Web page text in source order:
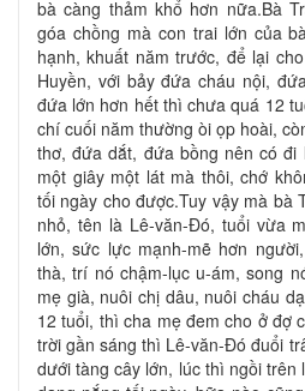
bà càng thảm khổ hơn nữa.Bà
góa chồng mà con trai lớn của
hạnh, khuất năm trước, để lại
Huyền, với bảy đứa cháu nội,
đứa lớn hơn hết thì chưa quá 12
chí cuối năm thường òi ọp hoài,
thơ, đứa dắt, đứa bồng nên có
một giây một lát mà thôi, chớ
tối ngày cho được.Tuy vậy mà bà
nhỏ, tên là Lê-văn-Ðó, tuổi vừa
lớn, sức lực mạnh-mẽ hơn
thà, trí nó chậm-lục u-ám, song
mẹ già, nuôi chị dâu, nuôi cháu
12 tuổi, thì cha mẹ đem cho ở đợ
trời gần sáng thì Lê-văn-Ðó đuổi
dưới tàng cây lớn, lúc thì ngồi